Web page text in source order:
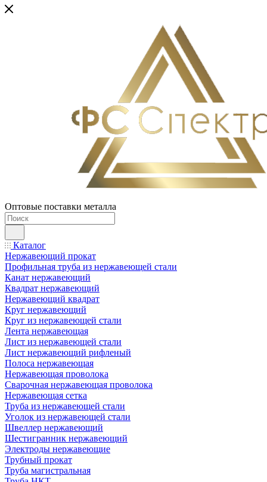
Оптовые поставки металла
Каталог
Нержавеющий прокат
Профильная труба из нержавеющей стали
Канат нержавеющий
Квадрат нержавеющий
Нержавеющий квадрат
Круг нержавеющий
Круг из нержавеющей стали
Лента нержавеющая
Лист из нержавеющей стали
Лист нержавеющий рифленый
Полоса нержавеющая
Нержавеющая проволока
Сварочная нержавеющая проволока
Нержавеющая сетка
Труба из нержавеющей стали
Уголок из нержавеющей стали
Швеллер нержавеющий
Шестигранник нержавеющий
Электроды нержавеющие
Трубный прокат
Труба магистральная